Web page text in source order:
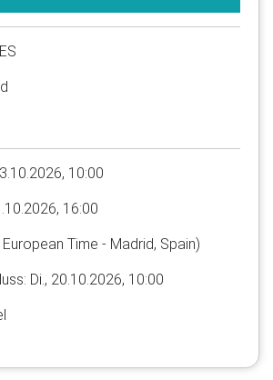
10:00
16:00
European Time - Madrid, Spain)
Di., 20.10.2026, 10:00